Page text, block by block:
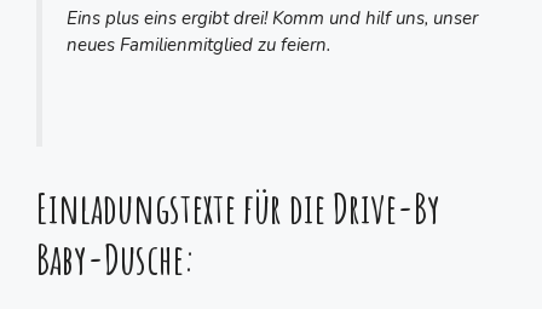
Eins plus eins ergibt drei! Komm und hilf uns, unser
neues Familienmitglied zu feiern.
Einladungstexte für die Drive-By
Baby-Dusche: